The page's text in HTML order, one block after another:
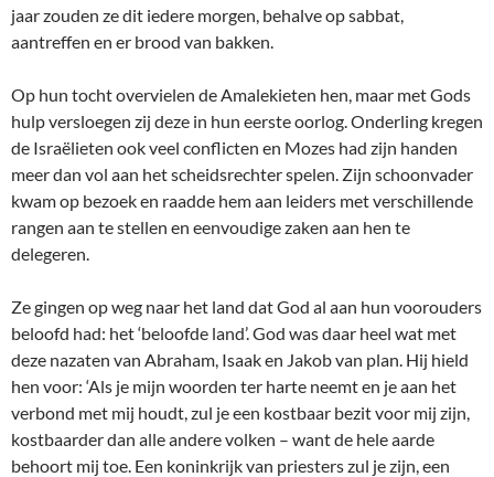
jaar zouden ze dit iedere morgen, behalve op sabbat,
aantreffen en er brood van bakken.
Op hun tocht overvielen de Amalekieten hen, maar met Gods
hulp versloegen zij deze in hun eerste oorlog. Onderling kregen
de Israëlieten ook veel conflicten en Mozes had zijn handen
meer dan vol aan het scheidsrechter spelen. Zijn schoonvader
kwam op bezoek en raadde hem aan leiders met verschillende
rangen aan te stellen en eenvoudige zaken aan hen te
delegeren.
Ze gingen op weg naar het land dat God al aan hun voorouders
beloofd had: het ‘beloofde land’. God was daar heel wat met
deze nazaten van Abraham, Isaak en Jakob van plan. Hij hield
hen voor: ‘Als je mijn woorden ter harte neemt en je aan het
verbond met mij houdt, zul je een kostbaar bezit voor mij zijn,
kostbaarder dan alle andere volken – want de hele aarde
behoort mij toe. Een koninkrijk van priesters zul je zijn, een